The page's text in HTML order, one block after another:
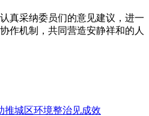
采纳委员们的意见建议，进一
作机制，共同营造安静祥和的人
推城区环境整治见成效